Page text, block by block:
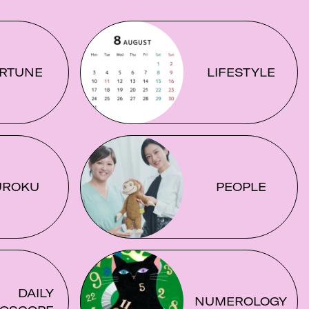
LIFESTYLE
PEOPLE
DAILY
NUMEROLOGY